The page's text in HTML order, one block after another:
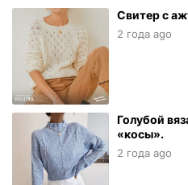
Свитер с
2 года ago
Голубой
«косы».
2 года ago